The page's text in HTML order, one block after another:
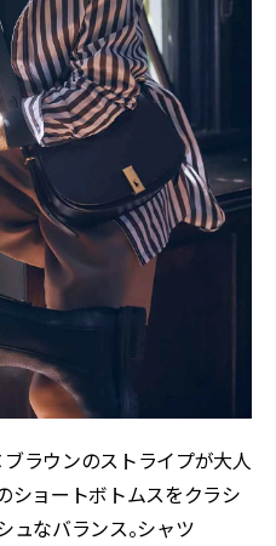
ラウンのストライプが大人
ショートボトムスをクラシ
ュなバランス。シャツ